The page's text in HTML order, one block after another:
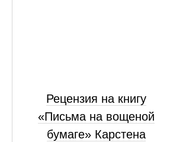
Рецензия на книгу
«Письма на вощеной
бумаге» Карстена